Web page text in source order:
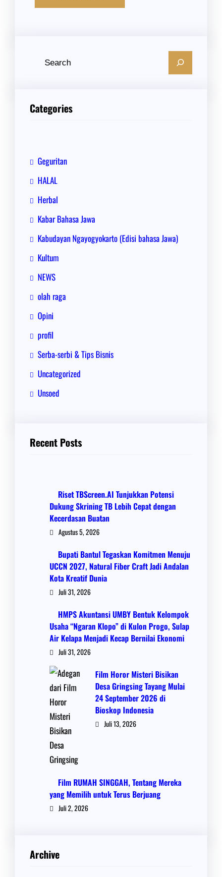
Categories
Geguritan
HALAL
Herbal
Kabar Bahasa Jawa
Kabudayan Ngayogyokarto (Edisi bahasa Jawa)
Kultum
NEWS
olah raga
Opini
profil
Serba-serbi & Tips Bisnis
Uncategorized
Unsoed
Recent Posts
Riset TBScreen.AI Tunjukkan Potensi
Dukung Skrining TB Lebih Cepat dengan
Kecerdasan Buatan
Agustus 5, 2026
Bupati Bantul Tegaskan Komitmen Menuju
UCCN 2027, Natural Fiber Craft Jadi Andalan
Kota Kreatif Dunia
Juli 31, 2026
HMPS Akuntansi UMBY Bentuk Kelompok
Usaha “Ngaran Klopo” di Kulon Progo, Sulap
Air Kelapa Menjadi Kecap Bernilai Ekonomi
Juli 31, 2026
Film Horor Misteri Bisikan
Desa Gringsing Tayang Mulai
24 September 2026 di
Bioskop Indonesia
Juli 13, 2026
Film RUMAH SINGGAH, Tentang Mereka
yang Memilih untuk Terus Berjuang
Juli 2, 2026
Archive